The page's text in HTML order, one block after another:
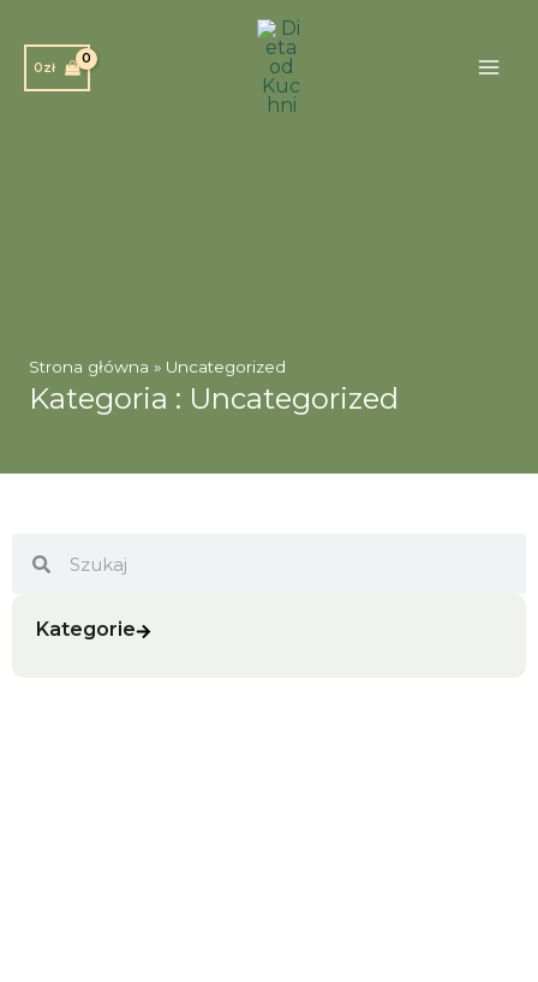
treści
0zł
Strona główna » Uncategorized
Kategoria : Uncategorized
Kategorie